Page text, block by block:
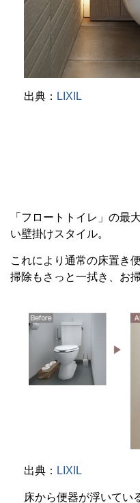
出典： LIXIL
「フロートトイレ」の最
い壁掛けスタイル。
これにより通常の床置き
掃除もさっと一拭き、お
出典： LIXIL
床から便器が浮いてい